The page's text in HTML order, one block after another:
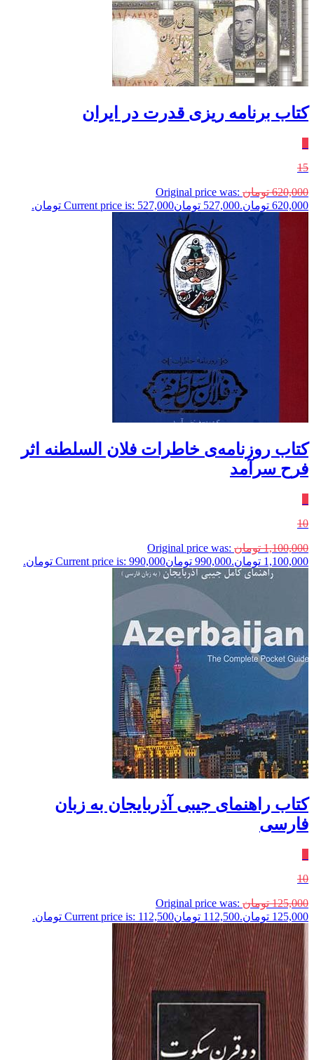
کتاب برنامه ریزی قدرت در ایران
15
620,000 تومان Original price was:
620,000 تومان.
527,000 تومانCurrent price is: 527,000 تومان.
کتاب روزنامه‌ی خاطرات فلان السلطنه اثر
فرح سرآمد
10
1,100,000 تومان Original price was:
1,100,000 تومان.
990,000 تومانCurrent price is: 990,000 تومان.
کتاب راهنمای جیبی آذربایجان به زبان
فارسی
10
125,000 تومان Original price was:
125,000 تومان.
112,500 تومانCurrent price is: 112,500 تومان.